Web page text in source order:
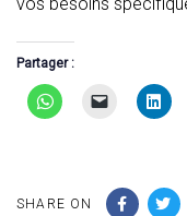
Partager :
SHARE ON